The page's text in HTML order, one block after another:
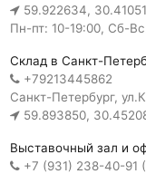
59.922634,
Пн-пт: 10-19:00, Сб-
Склад в Санкт-
+79213445862
Санкт-Петербург,
59.893850,
Выставочный зал и
+7 (931) 238-40-91